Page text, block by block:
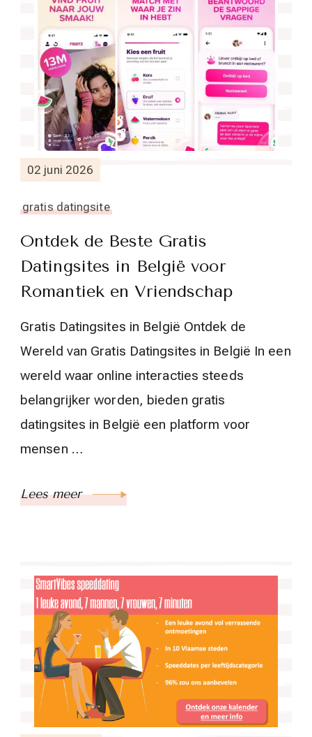
02 juni 2026
gratis datingsite
Ontdek de Beste Gratis
Datingsites in België voor
Romantiek en Vriendschap
Gratis Datingsites in België Ontdek de
Wereld van Gratis Datingsites in België In een
wereld waar online interacties steeds
belangrijker worden, bieden gratis
datingsites in België een platform voor
mensen …
Lees meer